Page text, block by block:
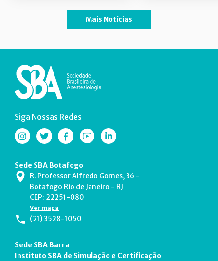
Mais Notícias
Siga Nossas Redes
Sede SBA Botafogo
R. Professor Alfredo Gomes, 36 -
Botafogo Rio de Janeiro - RJ
CEP: 22251-080
Ver mapa
(21) 3528-1050
Sede SBA Barra
Instituto SBA de Simulação e Certificação